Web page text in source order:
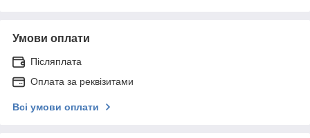
Умови оплати
Післяплата
Оплата за реквізитами
Всі умови оплати